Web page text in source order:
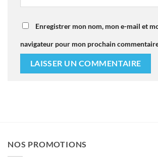
Enregistrer mon nom, mon e-mail et
navigateur pour mon prochain
NOS PROMOTIONS